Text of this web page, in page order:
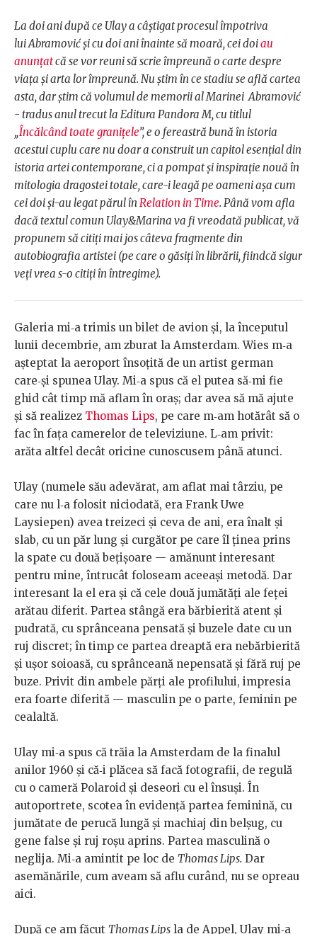
La doi ani după ce Ulay a câștigat procesul împotriva
lui Abramović și cu doi ani înainte să moară, cei doiau
anunțatcă se vor reuni să scrie împreună o carte despre
viața și arta lor împreună. Nu știm în ce stadiu se află cartea
asta, dar știm că volumul de memorii al Marinei Abramović
- tradus anul trecut la Editura Pandora M, cu titlul
„Încălcând toate granițele”, e o fereastră bună în istoria
acestui cuplu care nu doar a construit un capitol esențial din
istoria artei contemporane, ci a pompat și inspirație nouă în
mitologia dragostei totale, care-i leagă pe oameni așa cum
cei doi și-au legat părul în Relation in Time. Până vom afla
dacă textul comun Ulay&Marina va fi vreodată publicat, vă
propunem să citiți mai jos câteva fragmente din
autobiografia artistei (pe care o găsiți în librării, fiindcă sigur
veți vrea s-o citiți în întregime).
Galeria mi‑a trimis un bilet de avion şi, la începutul
lunii decembrie, am zburat la Amsterdam. Wies m‑a
aşteptat la aeroport însoţită de un artist german
care‑şi spunea Ulay. Mi‑a spus că el putea să‑mi fie
ghid cât timp mă aflam în oraş; dar avea să mă ajute
şi să realizez Thomas Lips, pe care m‑am hotărât să o
fac în faţa camerelor de televiziune. L‑am privit:
arăta altfel decât oricine cunoscusem până atunci.
Ulay (numele său adevărat, am aflat mai târziu, pe
care nu l‑a folosit niciodată, era Frank Uwe
Laysiepen) avea treizeci şi ceva de ani, era înalt şi
slab, cu un păr lung şi curgător pe care îl ţinea prins
la spate cu două beţişoare — amănunt interesant
pentru mine, întrucât foloseam aceeaşi metodă. Dar
interesant la el era şi că cele două jumătăţi ale feţei
arătau diferit. Partea stângă era bărbierită atent şi
pudrată, cu sprânceana pensată şi buzele date cu un
ruj discret; în timp ce partea dreaptă era nebărbierită
şi uşor soioasă, cu sprânceană nepensată şi fără ruj pe
buze. Privit din ambele părţi ale profilului, impresia
era foarte diferită — masculin pe o parte, feminin pe
cealaltă.
Ulay mi‑a spus că trăia la Amsterdam de la finalul
anilor 1960 şi că‑i plăcea să facă fotografii, de regulă
cu o cameră Polaroid şi deseori cu el însuşi. În
autoportrete, scotea în evidenţă partea feminină, cu
jumătate de perucă lungă şi machiaj din belşug, cu
gene false şi ruj roşu aprins. Partea masculină o
neglija. Mi‑a amintit pe loc de Thomas Lips. Dar
asemănările, cum aveam să aflu curând, nu se opreau
aici.
După ce am făcut Thomas Lips la de Appel, Ulay mi‑a